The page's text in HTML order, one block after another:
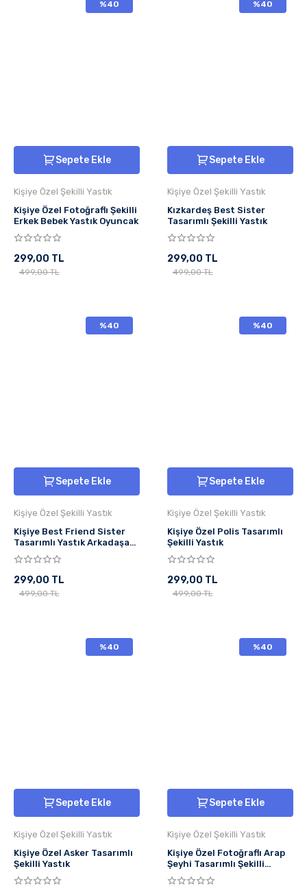
%40
Sepete Ekle
Kişiye Özel Şekilli Yastık
Kişiye Özel Fotoğraflı Şekilli
Erkek Bebek Yastık Oyuncak
299,00 TL
499,00 TL
%40
Sepete Ekle
Kişiye Özel Şekilli Yastık
Kızkardeş Best Sister
Tasarımlı Şekilli Yastık
299,00 TL
499,00 TL
%40
Sepete Ekle
Kişiye Özel Şekilli Yastık
Kişiye Best Friend Sister
Tasarımlı Yastık Arkadaşa
Hediye
299,00 TL
499,00 TL
%40
Sepete Ekle
Kişiye Özel Şekilli Yastık
Kişiye Özel Polis Tasarımlı
Şekilli Yastık
299,00 TL
499,00 TL
%40
Sepete Ekle
Kişiye Özel Şekilli Yastık
Kişiye Özel Asker Tasarımlı
Şekilli Yastık
%40
Sepete Ekle
Kişiye Özel Şekilli Yastık
Kişiye Özel Fotoğraflı Arap
Şeyhi Tasarımlı Şekilli
Yastık